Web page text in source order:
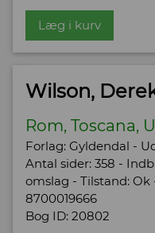
Læg i kurv
Wilson,
Rom, Toscana,
Forlag: Gyldendal -
Antal sider: 358 -
omslag - Tilstand: Ok
8700019666
Bog ID: 20802